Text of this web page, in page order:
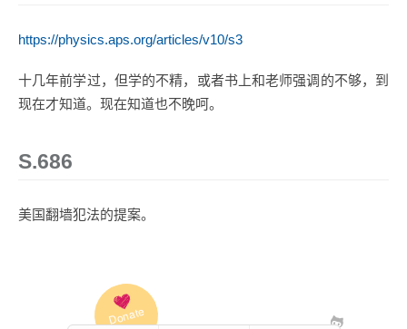
https://physics.aps.org/articles/v10/s3
十几年前学过，但学的不精，或者书上和老师强调的不够，到
现在才知道。现在知道也不晚呵。
S.686
美国翻墙犯法的提案。
Donate